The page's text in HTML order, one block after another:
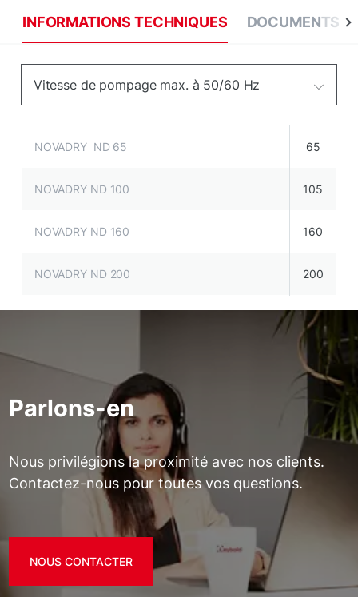
INFORMATIONS TECHNIQUES DOCUMENTS
Vitesse de pompage max. à 50/60 Hz
NOVADRY ND 65 65
NOVADRY ND 100 105
NOVADRY ND 160 160
NOVADRY ND 200 200
Parlons-en
Nous privilégions la proximité avec nos clients.
Contactez-nous pour toutes vos questions.
NOUS CONTACTER